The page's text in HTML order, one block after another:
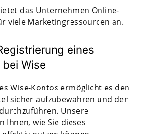
das Unternehmen Online-
viele Marketingressourcen an.
eines
Wise
Wise-Kontos ermöglicht es den
sicher aufzubewahren und den
Unsere
Ihnen, wie Sie dieses